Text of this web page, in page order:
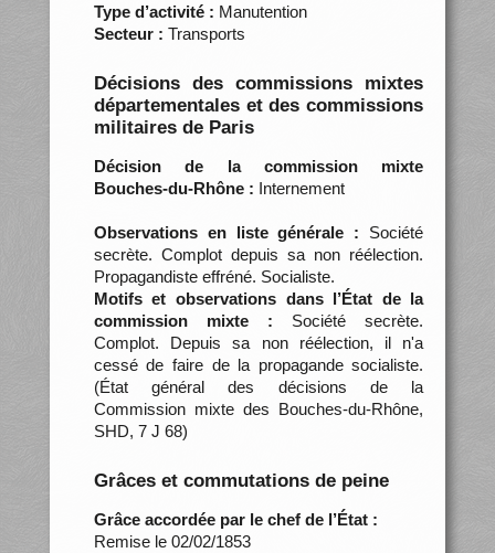
Type d’activité : Manutention
Secteur : Transports
Décisions des commissions mixtes
départementales et des commissions
militaires de Paris
Décision de la commission mixte
Bouches-du-Rhône : Internement
Observations en liste générale : Société
secrète. Complot depuis sa non réélection.
Propagandiste effréné. Socialiste.
Motifs et observations dans l’État de la
commission mixte : Société secrète.
Complot. Depuis sa non réélection, il n'a
cessé de faire de la propagande socialiste.
(État général des décisions de la
Commission mixte des Bouches-du-Rhône,
SHD, 7 J 68)
Grâces et commutations de peine
Grâce accordée par le chef de l’État :
Remise le 02/02/1853